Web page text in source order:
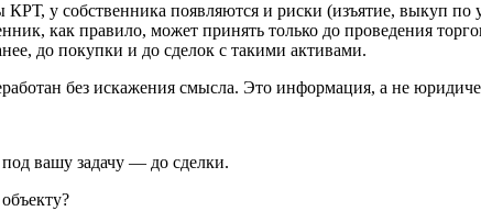
КРТ, у собственника появляются и риски (изъятие, выкуп
как правило, может принять только до проведения
до покупки и до сделок с такими активами.
без искажения смысла. Это информация, а не
вашу задачу — до сделки.